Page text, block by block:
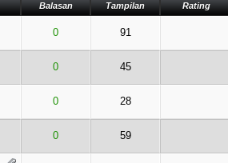
Balasan Tampilan Rating
0 91
0 45
0 28
0 59